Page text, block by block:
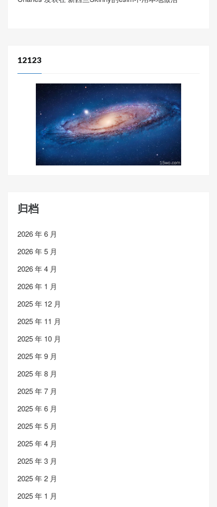
12123
归档
2026 年 6 月
2026 年 5 月
2026 年 4 月
2026 年 1 月
2025 年 12 月
2025 年 11 月
2025 年 10 月
2025 年 9 月
2025 年 8 月
2025 年 7 月
2025 年 6 月
2025 年 5 月
2025 年 4 月
2025 年 3 月
2025 年 2 月
2025 年 1 月